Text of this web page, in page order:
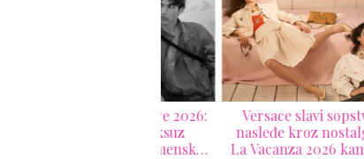
Versace slavi sopstveno
nasleđe kroz nostalgičnu
La Vacanza 2026 kampanju